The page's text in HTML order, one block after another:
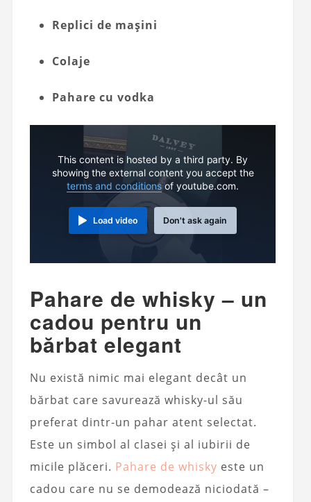
Replici de mașini
Colaje
Pahare cu vodka
This content is hosted by a third party. By
showing the external content you accept the
terms and conditionsof youtube.com.
Load video Don't ask again
Pahare de whisky – un
cadou pentru un
bărbat elegant
Nu există nimic mai elegant decât un
bărbat care savurează whisky-ul său
preferat dintr-un pahar atent selectat.
Este un simbol al clasei și al iubirii de
micile plăceri. Pahare de whisky este un
cadou care nu se demodează niciodată –